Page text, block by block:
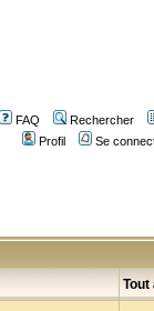
FAQ
Rechercher
Profil
Se
Tout